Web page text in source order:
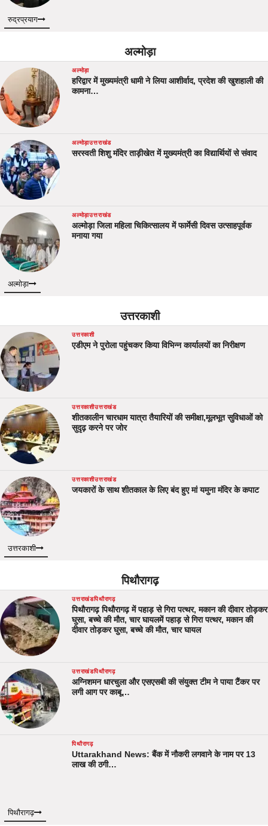
रुद्रप्रयाग
अल्मोड़ा
अल्मोड़ा
हरिद्वार में मुख्यमंत्री धामी ने लिया आशीर्वाद, प्रदेश की खुशहाली की
कामना…
अल्मोड़ाउत्तराखंड
सरस्वती शिशु मंदिर ताड़ीखेत में मुख्यमंत्री का विद्यार्थियों से संवाद
अल्मोड़ाउत्तराखंड
अल्मोड़ा जिला महिला चिकित्सालय में फार्मेसी दिवस उत्साहपूर्वक
मनाया गया
अल्मोड़ा
उत्तरकाशी
उत्तरकाशी
एडीएम ने पुरोला पहुंचकर किया विभिन्न कार्यालयों का निरीक्षण
उत्तरकाशीउत्तराखंड
शीतकालीन चारधाम यात्रा तैयारियों की समीक्षा,मूलभूत सुविधाओं को
सुदृढ़ करने पर जोर
उत्तरकाशीउत्तराखंड
जयकारों के साथ शीतकाल के लिए बंद हुए मां यमुना मंदिर के कपाट
उत्तरकाशी
पिथौरागढ़
उत्तराखंडपिथौरागढ़
पिथौरागढ़ पिथौरागढ़ में पहाड़ से गिरा पत्थर, मकान की दीवार तोड़कर
घुसा, बच्चे की मौत, चार घायलमें पहाड़ से गिरा पत्थर, मकान की
दीवार तोड़कर घुसा, बच्चे की मौत, चार घायल
उत्तराखंडपिथौरागढ़
अग्निशमन धारचुला और एसएसबी की संयुक्त टीम ने पाया टैंकर पर
लगी आग पर काबू…
पिथौरागढ़
Uttarakhand News: बैंक में नौकरी लगवाने के नाम पर 13
लाख की ठगी…
पिथौरागढ़